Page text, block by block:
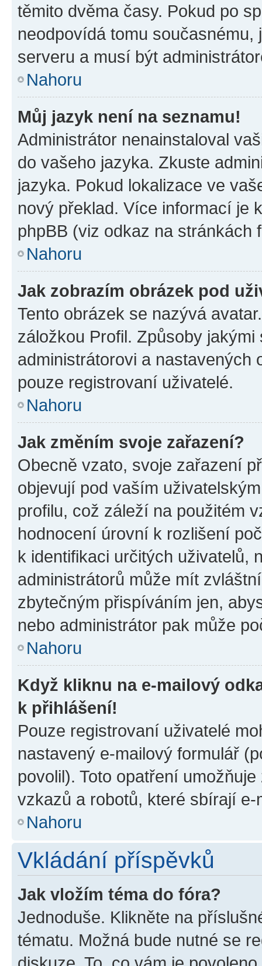
těmito dvěma časy. Pokud po
neodpovídá tomu
serveru a musí být
Nahoru
Můj jazyk není na seznamu!
Administrátor nenainstaloval
do vašeho jazyka. Zkuste
jazyka. Pokud lokalizace ve
nový překlad. Více informací je
phpBB (viz odkaz na stránkách
Nahoru
Jak zobrazím obrázek pod
Tento obrázek se nazývá
záložkou Profil. Způsoby
administrátorovi a nastavených
pouze registrovaní uživatelé.
Nahoru
Jak změním svoje zařazení?
Obecně vzato, svoje zařazení
objevují pod vaším
profilu, což záleží na použitém
hodnocení úrovní k rozlišení
k identifikaci určitých uživatelů,
administrátorů může mít
zbytečným přispíváním jen,
nebo administrátor pak může
Nahoru
Když kliknu na e-mailový
k přihlášení!
Pouze registrovaní uživatelé
nastavený e-mailový formulář
povolil). Toto opatření
vzkazů a robotů, které sbírají e-
Nahoru
Vkládání příspěvků
Jak vložím téma do fóra?
Jednoduše. Klikněte na
tématu. Možná bude nutné se